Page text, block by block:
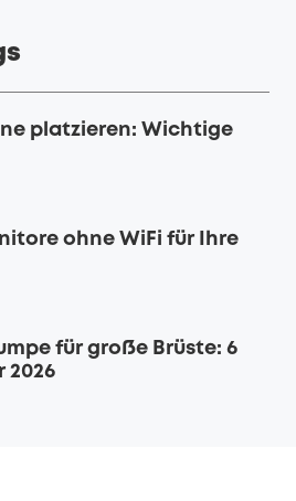
platzieren: Wichtige
ohne WiFi für Ihre
für große Brüste: 6
2026